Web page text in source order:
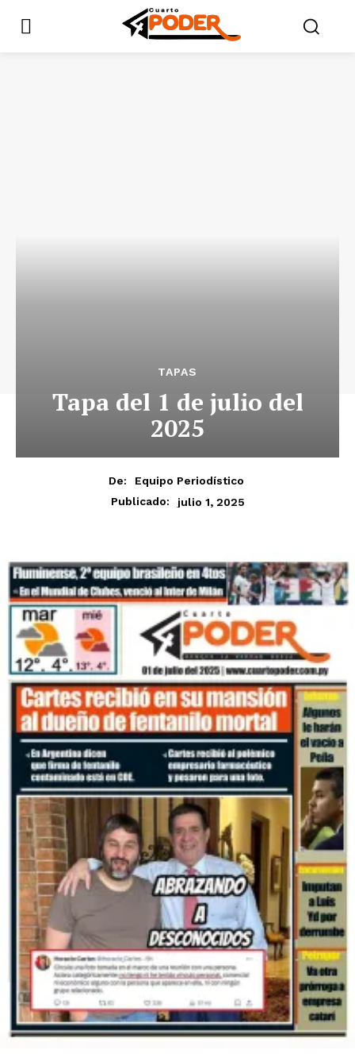
TAPAS
Tapa del 1 de julio del
2025
De:
Equipo Periodístico
Publicado:
julio 1, 2025